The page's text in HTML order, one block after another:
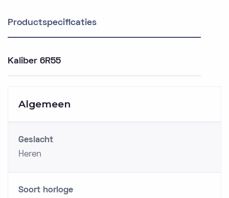
Productspecificaties
Kaliber 6R55
Algemeen
Geslacht
Heren
Soort horloge